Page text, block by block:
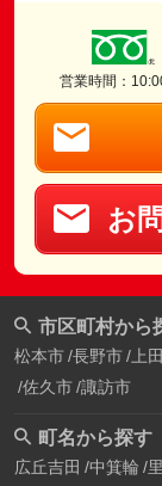
営業時間：
お
市区町村から
松本市 長野市 上
佐久市 諏訪市
町名から探す
広丘吉田 中箕輪